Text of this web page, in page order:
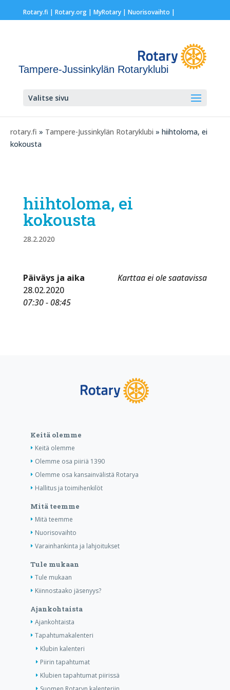
Rotary.fi | Rotary.org| MyRotary | Nuorisovaihto |
Tampere-Jussinkylän Rotaryklubi
Valitse sivu
rotary.fi » Tampere-Jussinkylän Rotaryklubi » hiihtoloma, ei
kokousta
hiihtoloma, ei
kokousta
28.2.2020
Karttaa ei ole saatavissa
Päiväys ja aika
28.02.2020
07:30 - 08:45
Keitä olemme
Keitä olemme
Olemme osa piiriä 1390
Olemme osa kansainvälistä Rotarya
Hallitus ja toimihenkilöt
Mitä teemme
Mitä teemme
Nuorisovaihto
Varainhankinta ja lahjoitukset
Tule mukaan
Tule mukaan
Kiinnostaako jäsenyys?
Ajankohtaista
Ajankohtaista
Tapahtumakalenteri
Klubin kalenteri
Piirin tapahtumat
Klubien tapahtumat piirissä